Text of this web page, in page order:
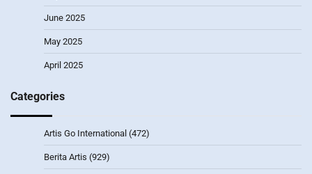
June 2025
May 2025
April 2025
Categories
Artis Go International (472)
Berita Artis (929)